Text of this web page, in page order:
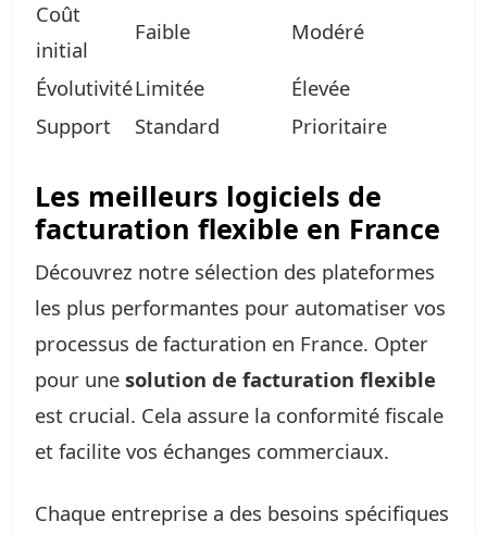
Coût
initial
Faible Modéré
ÉvolutivitéLimitée
Élevée
Support
Standard Prioritaire
Les meilleurs logiciels de
facturation flexible en France
Découvrez notre sélection des plateformes
les plus performantes pour automatiser vos
processus de facturation en France. Opter
pour une solution de facturation flexible
est crucial. Cela assure la conformité fiscale
et facilite vos échanges commerciaux.
Chaque entreprise a des besoins spécifiques